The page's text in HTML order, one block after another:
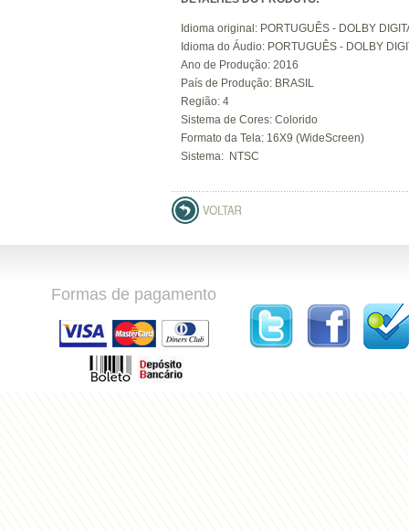
Idioma original: PORTUGUÊS - DOLBY
Idioma do Áudio: PORTUGUÊS - DOLBY
Ano de Produção: 2016
País de Produção: BRASIL
Região: 4
Sistema de Cores: Colorido
Formato da Tela: 16X9 (WideScreen)
Sistema: NTSC
Formas de pagamento